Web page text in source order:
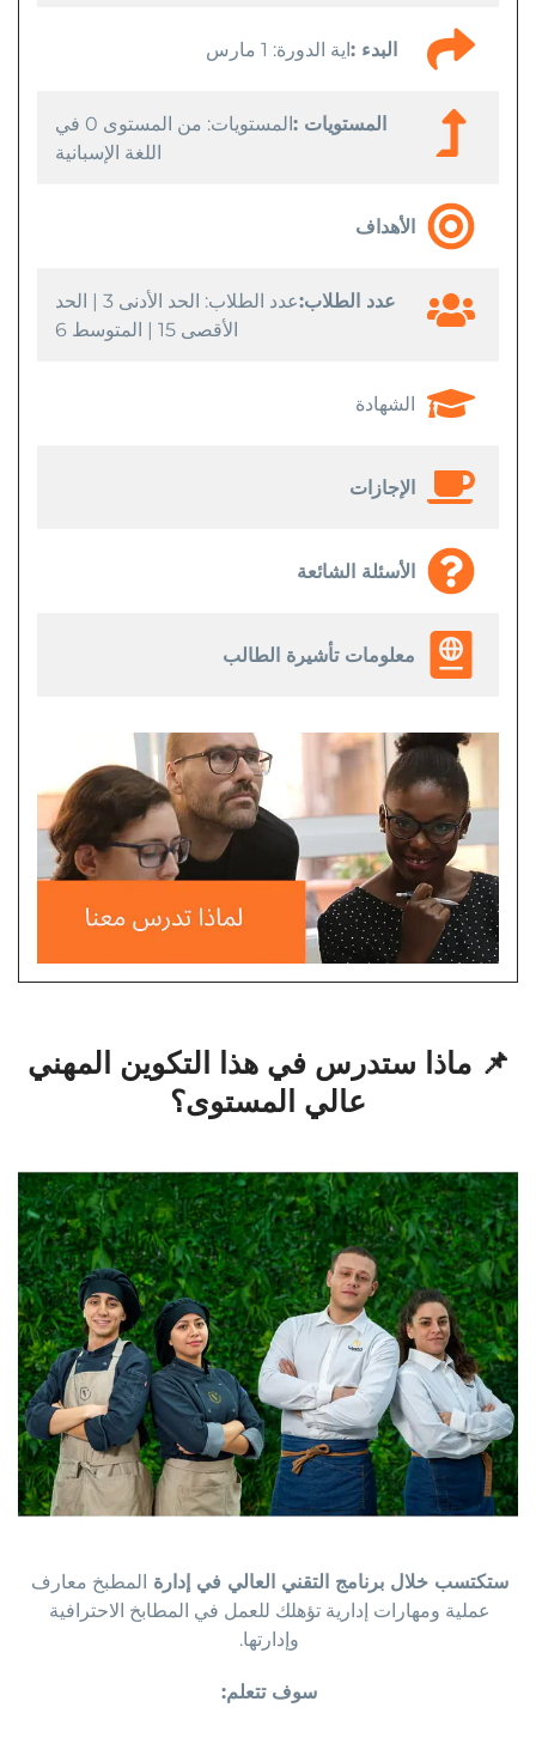
البدء : اية الدورة: 1 مارس
المستويات :
المستويات: من المستوى 0 في
اللغة الإسبانية
الأهداف
عدد الطلاب:
عدد الطلاب: الحد الأدنى 3 | الحد
الأقصى 15 | المتوسط 6
الشهادة
الإجازات
الأسئلة الشائعة
معلومات تأشيرة الطالب
📌 ماذا ستدرس في هذا التكوين المهني
عالي المستوى؟
ستكتسب خلال برنامج التقني العالي في إدارة المطبخ معارف
عملية ومهارات إدارية تؤهلك للعمل في المطابخ الاحترافية
وإدارتها.
سوف تتعلم: